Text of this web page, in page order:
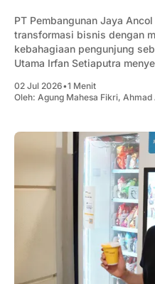
PT Pembangunan Jaya
transformasi bisnis dengan
kebahagiaan pengunjung
Utama Irfan Setiaputra
pengalaman yang membuat
Menurutnya, keberhasilan
perubahan
02 Jul 2026•1 Menit
Oleh: Agung Mahesa Fikri, Ahmad